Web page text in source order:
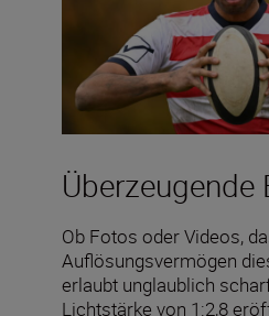
Ob Fotos oder Videos,
Auflösungsvermögen
erlaubt unglaublich
Lichtstärke von 1:2,8